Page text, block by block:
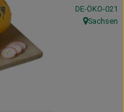
,DE-ÖKO-021
, Herkunft:
Sachsen